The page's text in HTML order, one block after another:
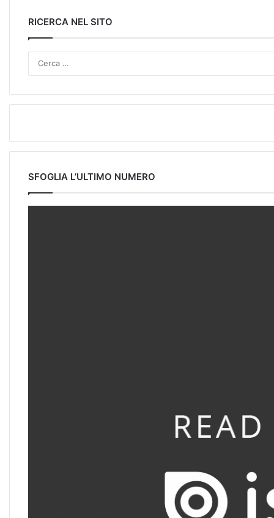
RICERCA NEL SITO
SFOGLIA L’ULTIMO NUMERO